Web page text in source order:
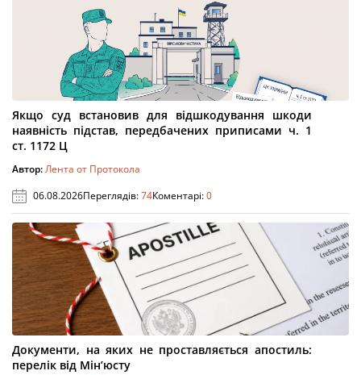
Якщо суд встановив для відшкодування шкоди
наявність підстав, передбачених приписами ч. 1
ст. 1172 Ц
Автор:Лента от Протокола
06.08.2026Переглядів:74Коментарі:0
Документи, на яких не проставляється апостиль:
перелік від Мін’юсту